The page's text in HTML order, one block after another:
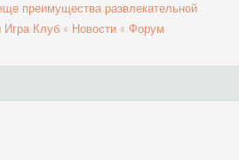
преимущества развлекательной
Клуб « Новости « Форум